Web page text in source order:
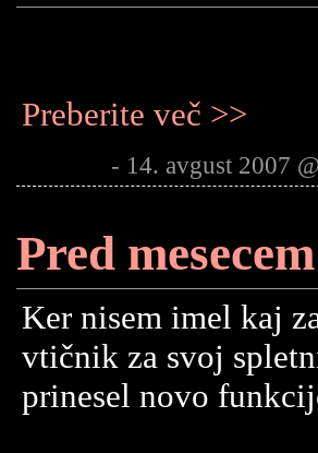
Preberite več >>
- 14. avgust 2007
Pred
Ker nisem imel kaj
vtičnik za svoj
prinesel novo